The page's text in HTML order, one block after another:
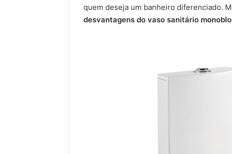
quem deseja um banheiro diferenciado.
desvantagens do vaso sanitário